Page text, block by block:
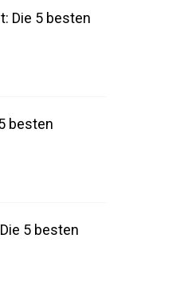
Die 5 besten
besten
5 besten